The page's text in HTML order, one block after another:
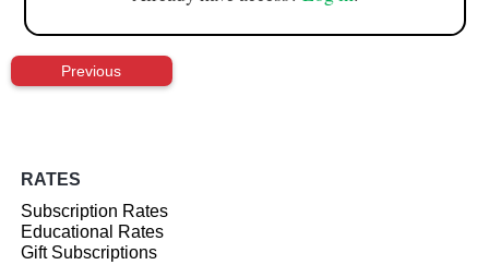
Previous
RATES
Subscription Rates
Educational Rates
Gift Subscriptions